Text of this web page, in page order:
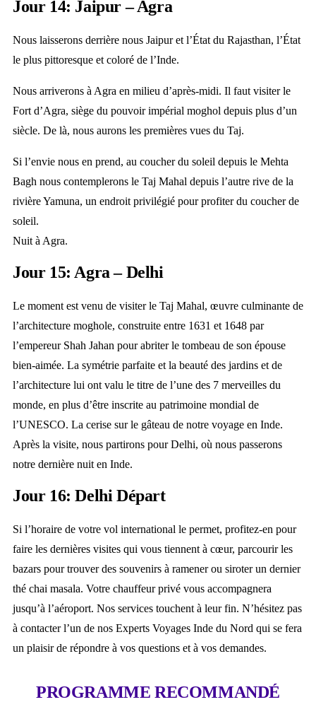
Jour 14: Jaipur – Agra
Nous laisserons derrière nous Jaipur et l’État du Rajasthan, l’État
le plus pittoresque et coloré de l’Inde.
Nous arriverons à Agra en milieu d’après-midi. Il faut visiter le
Fort d’Agra, siège du pouvoir impérial moghol depuis plus d’un
siècle. De là, nous aurons les premières vues du Taj.
Si l’envie nous en prend, au coucher du soleil depuis le Mehta
Bagh nous contemplerons le Taj Mahal depuis l’autre rive de la
rivière Yamuna, un endroit privilégié pour profiter du coucher de
soleil.
Nuit à Agra.
Jour 15: Agra – Delhi
Le moment est venu de visiter le Taj Mahal, œuvre culminante de
l’architecture moghole, construite entre 1631 et 1648 par
l’empereur Shah Jahan pour abriter le tombeau de son épouse
bien-aimée. La symétrie parfaite et la beauté des jardins et de
l’architecture lui ont valu le titre de l’une des 7 merveilles du
monde, en plus d’être inscrite au patrimoine mondial de
l’UNESCO. La cerise sur le gâteau de notre voyage en Inde.
Après la visite, nous partirons pour Delhi, où nous passerons
notre dernière nuit en Inde.
Jour 16: Delhi Départ
Si l’horaire de votre vol international le permet, profitez-en pour
faire les dernières visites qui vous tiennent à cœur, parcourir les
bazars pour trouver des souvenirs à ramener ou siroter un dernier
thé chai masala. Votre chauffeur privé vous accompagnera
jusqu’à l’aéroport. Nos services touchent à leur fin. N’hésitez pas
à contacter l’un de nos Experts Voyages Inde du Nord qui se fera
un plaisir de répondre à vos questions et à vos demandes.
PROGRAMME RECOMMANDÉ